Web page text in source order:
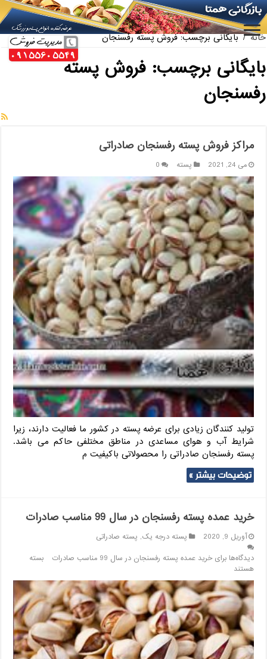
ارائه کننده بهترین پسته کله قوچی سیرجان
خانه / بایگانی برچسب: فروش پسته رفسنجان
بایگانی برچسب:فروش پسته
رفسنجان
مراکز فروش پسته رفسنجان صادراتی
می 24, 2021 پسته 0
تولید کنندگان زیادی برای عرضه پسته در کشور ما فعالیت دارند، زیرا
شرایط آب و هوای مساعدی در مناطق مختلفی حاکم می باشد.
پسته رفسنجان صادراتی را محصولاتی باکیفیت م
توضیحات بیشتر »
خرید عمده پسته رفسنجان در سال 99 مناسب صادرات
آوریل 9, 2020 پسته درجه یک, پسته صادراتی
دیدگاه‌هابرای خرید عمده پسته رفسنجان در سال 99 مناسب صادرات
بسته
هستند